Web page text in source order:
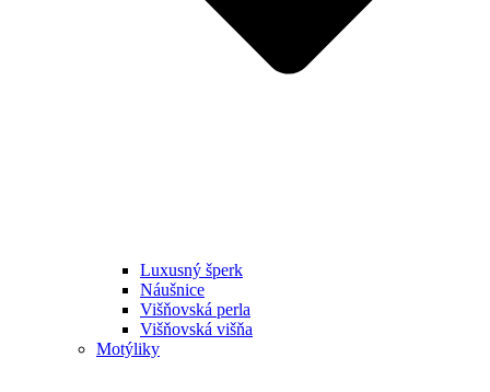
Luxusný šperk
Náušnice
Višňovská perla
Višňovská višňa
Motýliky